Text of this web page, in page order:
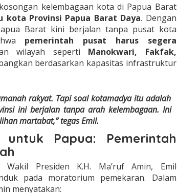
kelembagaan kota di Papua Barat
Provinsi Papua Barat Daya. Dengan
Barat kini berjalan tanpa pusat kota
pemerintah pusat harus segera
wilayah seperti Manokwari, Fakfak,
berdasarkan kapasitas infrastruktur
rakyat. Tapi soal kotamadya itu adalah
ini berjalan tanpa arah kelembagaan. Ini
martabat,” tegas Emil.
Papua: Pemerintah
Presiden K.H. Ma’ruf Amin, Emil
pada moratorium pemekaran. Dalam
menyatakan: